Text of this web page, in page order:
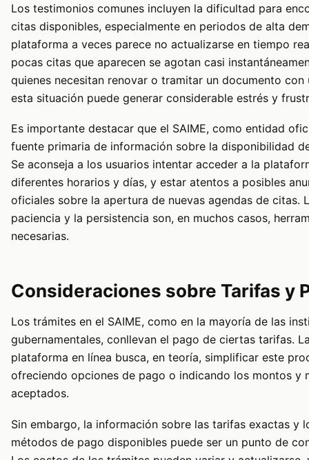
Los testimonios comunes incluyen la dificultad para
citas disponibles, especialmente en periodos de alta
plataforma a veces parece no actualizarse en tiempo
pocas citas que aparecen se agotan casi
quienes necesitan renovar o tramitar un documento con
esta situación puede generar considerable estrés y
Es importante destacar que el SAIME, como entidad
fuente primaria de información sobre la disponibilidad
Se aconseja a los usuarios intentar acceder a la
diferentes horarios y días, y estar atentos a posibles
oficiales sobre la apertura de nuevas agendas de citas.
paciencia y la persistencia son, en muchos casos,
necesarias.
Consideraciones sobre Tarifas y
Los trámites en el SAIME, como en la mayoría de las
gubernamentales, conllevan el pago de ciertas tarifas.
plataforma en línea busca, en teoría, simplificar este
ofreciendo opciones de pago o indicando los montos y
aceptados.
Sin embargo, la información sobre las tarifas exactas y
métodos de pago disponibles puede ser un punto de